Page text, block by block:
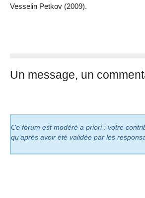
Vesselin Petkov (2009).
Un message, un
Ce forum est modéré a priori : votre
qu’après avoir été validée par les